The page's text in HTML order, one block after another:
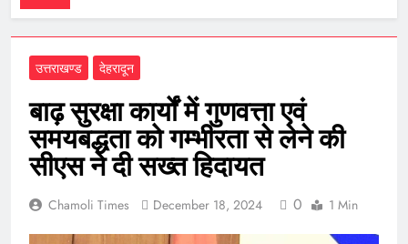
उत्तराखण्ड देहरादून
बाढ़ सुरक्षा कार्यों में गुणवत्ता एवं
समयबद्धता को गम्भीरता से लेने की
सीएस ने दी सख्त हिदायत
Chamoli Times December 18, 2024 0 1 Min